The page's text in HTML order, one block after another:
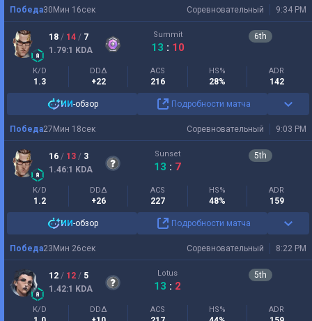
Соревновательный 9:34 PM
Победа30Мин 16сек
18 / 14 / 7
1.79:1 KDA
Summit
13 : 10
6th
K/D
1.3
DDΔ
+22
ACS
216
HS%
28%
ADR
142
ИИ-обзор Подробности матча
Соревновательный 9:03 PM
Победа27Мин 18сек
16 / 13 / 3
1.46:1 KDA
Sunset
13 : 7
5th
K/D
1.2
DDΔ
+26
ACS
227
HS%
48%
ADR
159
ИИ-обзор Подробности матча
Соревновательный 8:22 PM
Победа23Мин 26сек
12 / 12 / 5
1.42:1 KDA
Lotus
13 : 2
5th
K/D DDΔ ACS HS% ADR